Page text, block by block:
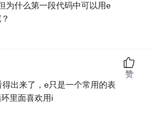
为什么第一段代码中可以用e
出来了，e只是一个常用的表
里面喜欢用i
赞